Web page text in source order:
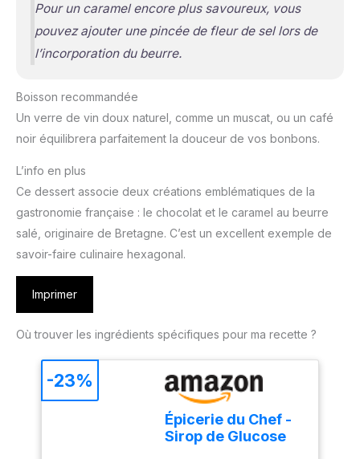
Pour un caramel encore plus savoureux, vous
pouvez ajouter une pincée de fleur de sel lors de
l’incorporation du beurre.
Boisson recommandée
Un verre de vin doux naturel, comme un muscat, ou un café
noir équilibrera parfaitement la douceur de vos bonbons.
L’info en plus
Ce dessert associe deux créations emblématiques de la
gastronomie française : le chocolat et le caramel au beurre
salé, originaire de Bretagne. C’est un excellent exemple de
savoir-faire culinaire hexagonal.
Imprimer
Où trouver les ingrédients spécifiques pour ma recette ?
Épicerie du Chef -
Sirop de Glucose
-23%